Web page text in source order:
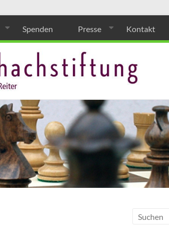
Spenden Presse Kontakt